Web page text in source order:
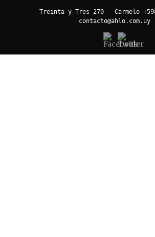
Treinta y Tres 270 - Carmelo
contacto@ahlo.com.uy